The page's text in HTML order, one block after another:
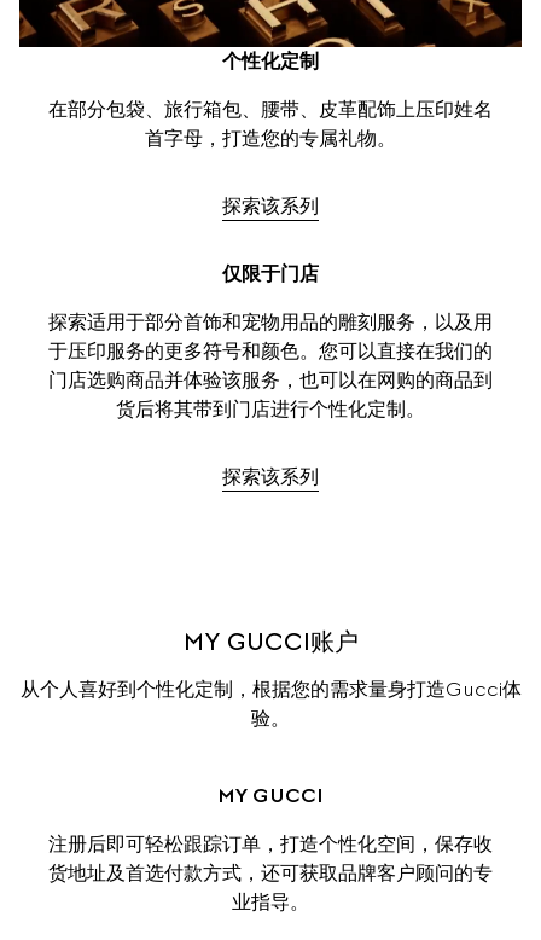
个性化定制
在部分包袋、旅行箱包、腰带、皮革配饰上压印姓名
首字母，打造您的专属礼物。
探索该系列
仅限于门店
探索适用于部分首饰和宠物用品的雕刻服务，以及用
于压印服务的更多符号和颜色。您可以直接在我们的
门店选购商品并体验该服务，也可以在网购的商品到
货后将其带到门店进行个性化定制。
探索该系列
MY GUCCI账户
从个人喜好到个性化定制，根据您的需求量身打造Gucci体
验。
MY GUCCI
注册后即可轻松跟踪订单，打造个性化空间，保存收
货地址及首选付款方式，还可获取品牌客户顾问的专
业指导。